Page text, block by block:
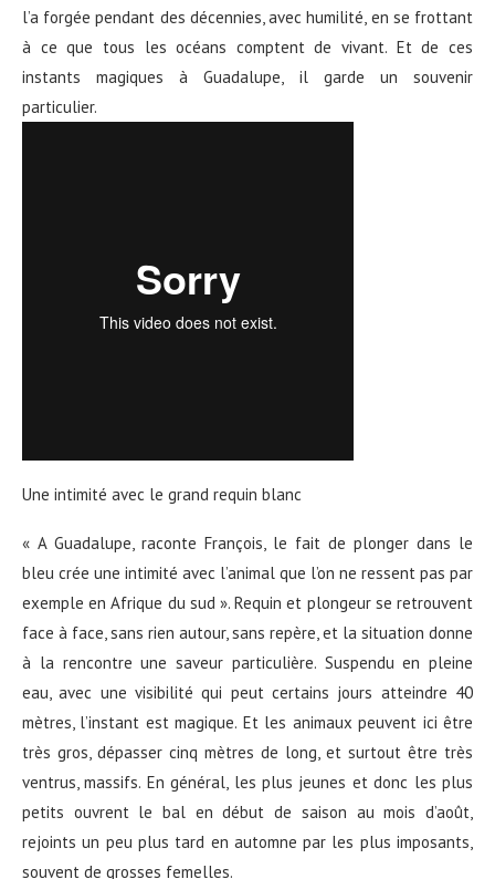
l’a forgée pendant des décennies, avec humilité, en se frottant
à ce que tous les océans comptent de vivant. Et de ces
instants magiques à Guadalupe, il garde un souvenir
particulier.
Une intimité avec le grand requin blanc
« A Guadalupe, raconte François, le fait de plonger dans le
bleu crée une intimité avec l’animal que l’on ne ressent pas par
exemple en Afrique du sud ». Requin et plongeur se retrouvent
face à face, sans rien autour, sans repère, et la situation donne
à la rencontre une saveur particulière. Suspendu en pleine
eau, avec une visibilité qui peut certains jours atteindre 40
mètres, l’instant est magique. Et les animaux peuvent ici être
très gros, dépasser cinq mètres de long, et surtout être très
ventrus, massifs. En général, les plus jeunes et donc les plus
petits ouvrent le bal en début de saison au mois d’août,
rejoints un peu plus tard en automne par les plus imposants,
souvent de grosses femelles.